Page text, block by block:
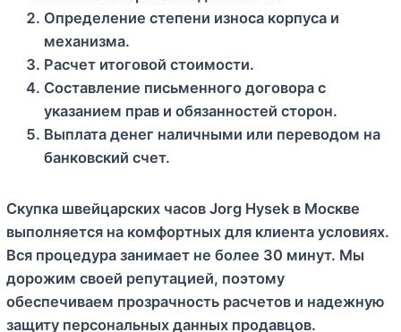
Определение степени износа корпуса и
механизма.
Расчет итоговой стоимости.
Составление письменного договора с
указанием прав и обязанностей сторон.
Выплата денег наличными или переводом на
банковский счет.
Скупка швейцарских часов Jorg Hysek в Москве
выполняется на комфортных для клиента условиях.
Вся процедура занимает не более 30 минут. Мы
дорожим своей репутацией, поэтому
обеспечиваем прозрачность расчетов и надежную
защиту персональных данных продавцов.